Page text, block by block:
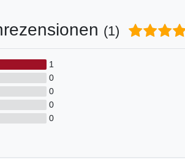
(1)
1
0
0
0
0